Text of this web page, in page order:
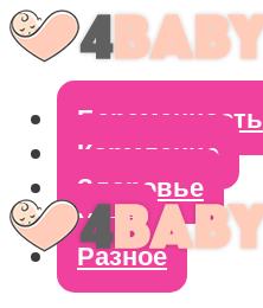
Беременность
Кормление
Здоровье
Уход
Разное